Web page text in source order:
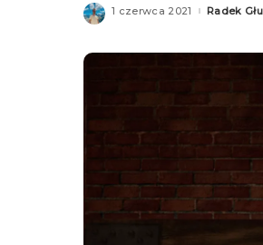
1 czerwca 2021 Posted
Radek